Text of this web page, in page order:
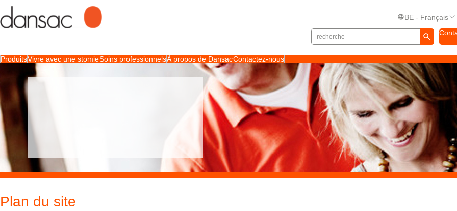
BE - Français
ProduitsVivre avec une stomieSoins professionnelsÀ propos de DansacContactez-nous
Plan du site